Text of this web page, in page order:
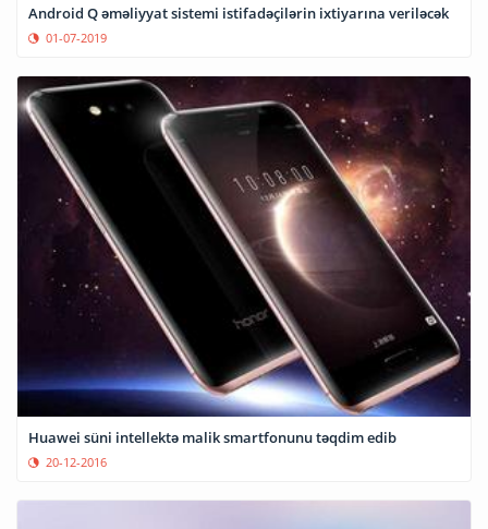
Android Q əməliyyat sistemi istifadəçilərin ixtiyarına veriləcək
01-07-2019
Huawei süni intellektə malik smartfonunu təqdim edib
20-12-2016